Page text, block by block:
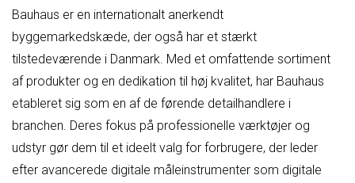
Bauhaus er en internationalt anerkendt
byggemarkedskæde, der også har et stærkt
tilstedeværende i Danmark. Med et omfattende sortiment
af produkter og en dedikation til høj kvalitet, har Bauhaus
etableret sig som en af de førende detailhandlere i
branchen. Deres fokus på professionelle værktøjer og
udstyr gør dem til et ideelt valg for forbrugere, der leder
efter avancerede digitale måleinstrumenter som digitale